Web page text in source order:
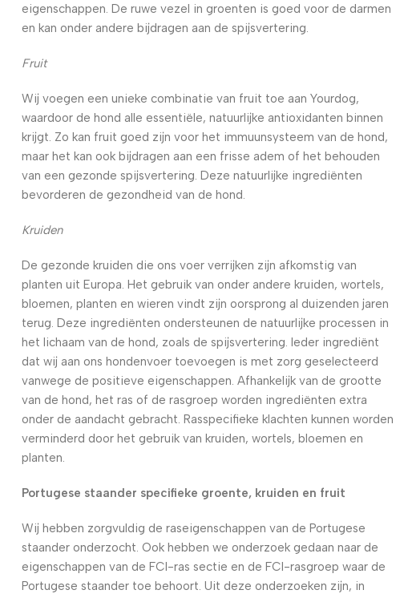
eigenschappen. De ruwe vezel in groenten is goed voor de darmen
en kan onder andere bijdragen aan de spijsvertering.
Fruit
Wij voegen een unieke combinatie van fruit toe aan Yourdog,
waardoor de hond alle essentiële, natuurlijke antioxidanten binnen
krijgt. Zo kan fruit goed zijn voor het immuunsysteem van de hond,
maar het kan ook bijdragen aan een frisse adem of het behouden
van een gezonde spijsvertering. Deze natuurlijke ingrediënten
bevorderen de gezondheid van de hond.
Kruiden
De gezonde kruiden die ons voer verrijken zijn afkomstig van
planten uit Europa. Het gebruik van onder andere kruiden, wortels,
bloemen, planten en wieren vindt zijn oorsprong al duizenden jaren
terug. Deze ingrediënten ondersteunen de natuurlijke processen in
het lichaam van de hond, zoals de spijsvertering. Ieder ingrediënt
dat wij aan ons hondenvoer toevoegen is met zorg geselecteerd
vanwege de positieve eigenschappen. Afhankelijk van de grootte
van de hond, het ras of de rasgroep worden ingrediënten extra
onder de aandacht gebracht. Rasspecifieke klachten kunnen worden
verminderd door het gebruik van kruiden, wortels, bloemen en
planten.
Portugese staander specifieke groente, kruiden en fruit
Wij hebben zorgvuldig de raseigenschappen van de Portugese
staander onderzocht. Ook hebben we onderzoek gedaan naar de
eigenschappen van de FCI-ras sectie en de FCI-rasgroep waar de
Portugese staander toe behoort. Uit deze onderzoeken zijn, in